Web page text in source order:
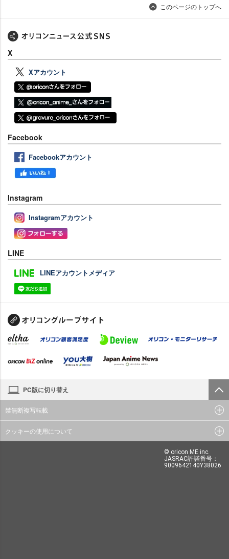
このページのトップへ
X
Xアカウント
Facebook
Facebookアカウント
Instagram
Instagramアカウント
LINE
LINEアカウントメディア
PC版に切り替え
禁無断複写転載
クッキーの使用について
© oricon ME inc.
JASRAC許諾番号：
9009642140Y38026